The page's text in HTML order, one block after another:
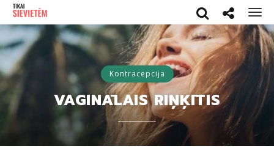
Social
Search
Kontracepcija
VAGINĀLAIS RIŅĶĪTIS